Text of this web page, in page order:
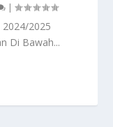
|
2024/2025
Di Bawah...